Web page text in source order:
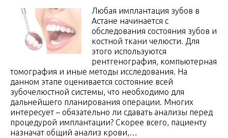
Любая имплантация зубов в
Астане начинается с
обследования состояния зубов и
костной ткани челюсти. Для
этого используются
рентгенография, компьютерная
томография и иные методы исследования. На
данном этапе оценивается состояние всей
зубочелюстной системы, что необходимо для
дальнейшего планирования операции. Многих
интересует – обязательно ли сдавать анализы перед
процедурой имплантации? Скорее всего, пациенту
назначат общий анализ крови,…